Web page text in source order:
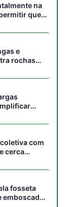
na
que
e
rochas
com
cerca
fosseta
emboscada